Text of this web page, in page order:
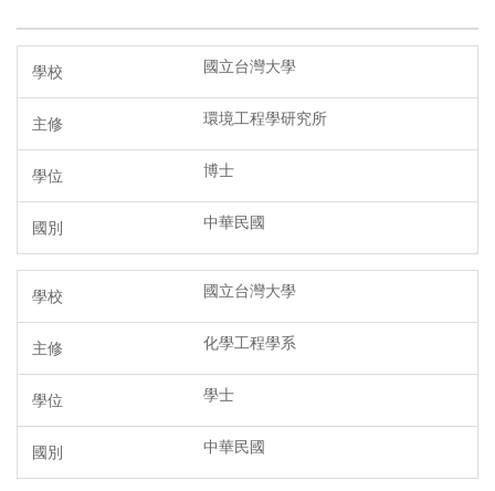
國立台灣大學
環境工程學研究所
博士
中華民國
國立台灣大學
化學工程學系
學士
中華民國